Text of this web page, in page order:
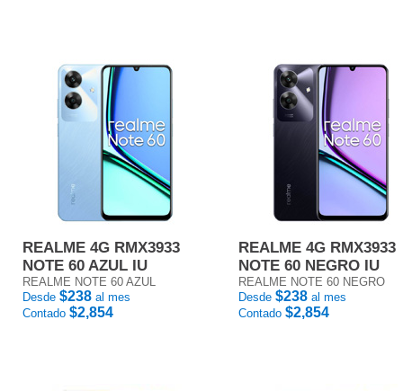
REALME 4G RMX3933
NOTE 60 AZUL IU
REALME NOTE 60 AZUL
Desde $238 al mes
Contado $2,854
REALME 4G RMX3933
NOTE 60 NEGRO IU
REALME NOTE 60 NEGRO
Desde $238 al mes
Contado $2,854